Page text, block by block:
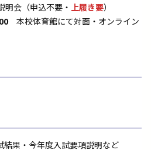
明会（申込不要・ 上履き要）
本校体育館にて対面・オンライン
結果・今年度入試要項説明など